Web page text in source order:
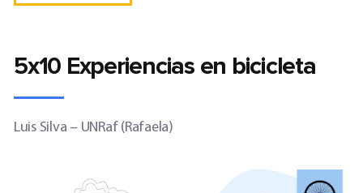
5x10 Experiencias en bicicleta
Luis Silva – UNRaf (Rafaela)